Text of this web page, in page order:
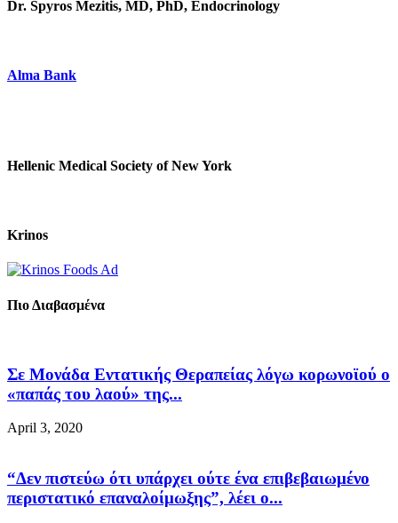
Dr. Spyros Mezitis, MD, PhD, Endocrinology
Alma Bank
Hellenic Medical Society of New York
Krinos
Πιο Διαβασμένα
Σε Μονάδα Εντατικής Θεραπείας λόγω κορωνοϊού ο
«παπάς του λαού» της...
April 3, 2020
“Δεν πιστεύω ότι υπάρχει ούτε ένα επιβεβαιωμένο
περιστατικό επαναλοίμωξης”, λέει ο...